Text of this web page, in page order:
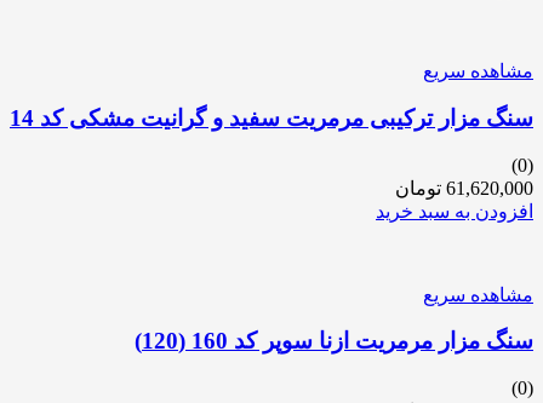
مشاهده سریع
سنگ مزار ترکیبی مرمریت سفید و گرانیت مشکی کد 14
(0)
61,620,000 تومان
افزودن به سبد خرید
مشاهده سریع
سنگ مزار مرمریت ازنا سوپر کد 160 (120)
(0)